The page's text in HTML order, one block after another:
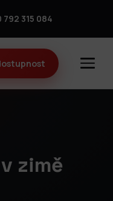
792 315 084
zimě